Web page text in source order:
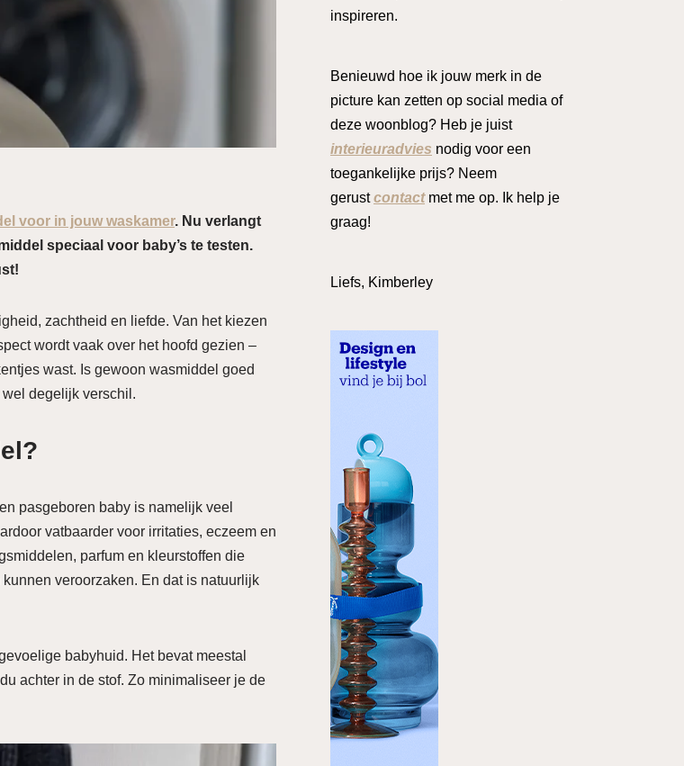
voor in jouw waskamer. Nu verlangt
speciaal voor baby’s te testen.
zachtheid en liefde. Van het kiezen
wordt vaak over het hoofd gezien –
wast. Is gewoon wasmiddel goed
degelijk verschil.
pasgeboren baby is namelijk veel
vatbaarder voor irritaties, eczeem en
parfum en kleurstoffen die
veroorzaken. En dat is natuurlijk
babyhuid. Het bevat meestal
achter in de stof. Zo minimaliseer je de
inspireren.
Benieuwd hoe ik jouw merk in de
picture kan zetten op social media of
deze woonblog? Heb je juist
interieuradvies nodig voor een
toegankelijke prijs? Neem
gerustcontactmet me op. Ik help je
graag!
Liefs, Kimberley